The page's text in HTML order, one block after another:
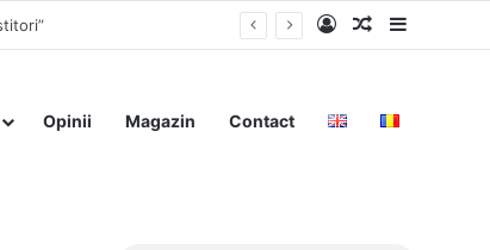
Log InArticolSidebar
Opinii Magazin Contact